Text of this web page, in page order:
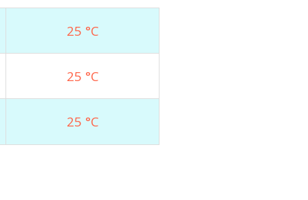
25 °C
25 °C
25 °C